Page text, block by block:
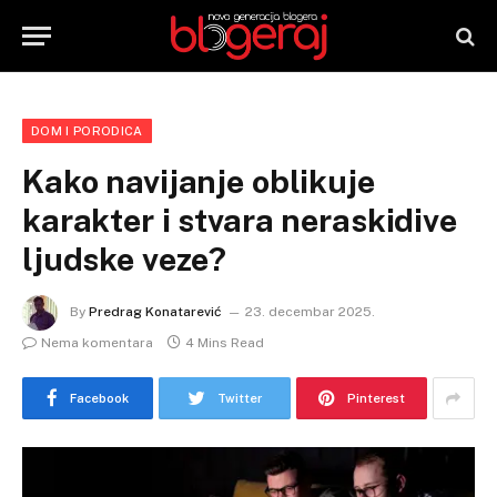
DOM I PORODICA
Kako navijanje oblikuje
karakter i stvara neraskidive
ljudske veze?
By Predrag Konatarević
23. decembar 2025.
Nema komentara
4 Mins Read
Facebook Twitter Pinterest